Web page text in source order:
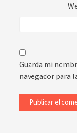
Guarda mi
navegador para